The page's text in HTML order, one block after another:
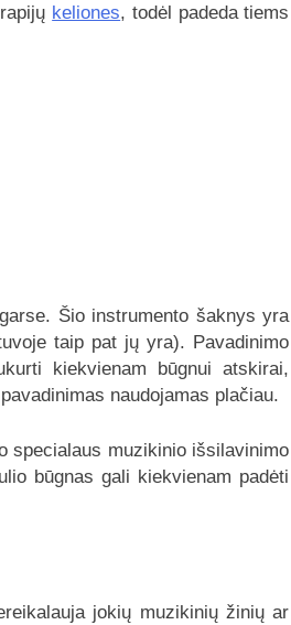
keliones, todėl padeda tiems
Šio instrumento šaknys yra
taip pat jų yra). Pavadinimo
kiekvienam būgnui atskirai,
naudojamas plačiau.
specialaus muzikinio išsilavinimo
būgnas gali kiekvienam padėti
jokių muzikinių žinių ar